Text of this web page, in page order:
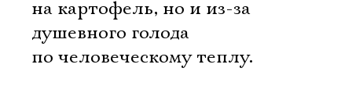
на картофель, но и из-за
душевного голода
по человеческому теплу.